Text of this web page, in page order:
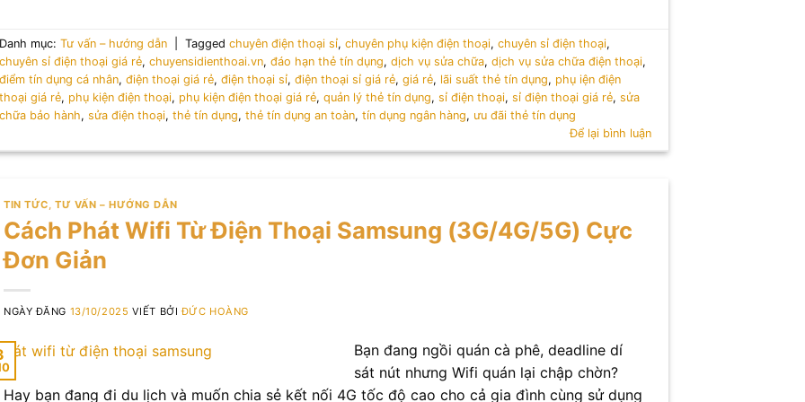
Danh mục:Tư vấn – hướng dẫn Taggedchuyên điện thoại sỉ,chuyên phụ kiện điện thoại,chuyên sỉ điện thoại,
chuyên sỉ điện thoại giá rẻ,chuyensidienthoai.vn,đáo hạn thẻ tín dụng,dịch vụ sửa chữa,dịch vụ sửa chữa điện thoại,
điểm tín dụng cá nhân,điện thoại giá rẻ,điện thoại sỉ,điện thoại sỉ giá rẻ,giá rẻ, lãi suất thẻ tín dụng, phụ iện điện
thoại giá rẻ, phụ kiện điện thoại, phụ kiện điện thoại giá rẻ,quản lý thẻ tín dụng,sỉ điện thoại,sỉ điện thoại giá rẻ,sửa
chữa bảo hành,sửa điện thoại,thẻ tín dụng,thẻ tín dụng an toàn,tín dụng ngân hàng, ưu đãi thẻ tín dụng
Để lại bình luận
TIN TỨC,TƯ VẤN – HƯỚNG DẪN
Cách Phát Wifi Từ Điện Thoại Samsung (3G/4G/5G) Cực
Đơn Giản
NGÀY ĐĂNG 13/10/2025 VIẾT BỞIĐỨC HOÀNG
Bạn đang ngồi quán cà phê, deadline dí
sát nút nhưng Wifi quán lại chập chờn?
Hay bạn đang đi du lịch và muốn chia sẻ kết nối 4G tốc độ cao cho cả gia đình cùng sử dụng